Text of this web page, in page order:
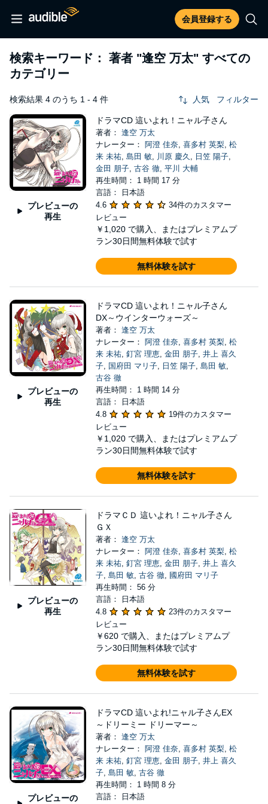
会員登録する
検索キーワード： 著者 "逢空 万太" すべての
カテゴリー
検索結果 4 のうち 1 - 4 件 人気 フィルター
プレビューの
再生
ドラマCD 這いよれ！ニャル子さん
著者： 逢空 万太
ナレーター： 阿澄 佳奈, 喜多村 英梨, 松
来 未祐, 島田 敏, 川原 慶久 , 日笠 陽子,
金田 朋子, 古谷 徹, 平川 大輔
再生時間： 1 時間 17 分
言語： 日本語
4.6
34件のカスタマー
レビュー
￥1,020 で購入、またはプレミアムプ
ラン30日間無料体験で試す
無料体験を試す
プレビューの
再生
ドラマCD 這いよれ！ニャル子さん
DX～ウインターウォーズ～
著者： 逢空 万太
ナレーター： 阿澄 佳奈, 喜多村 英梨, 松
来 未祐, 釘宮 理恵, 金田 朋子, 井上 喜久
子, 国府田 マリ子, 日笠 陽子, 島田 敏,
古谷 徹
再生時間： 1 時間 14 分
言語： 日本語
4.8
19件のカスタマー
レビュー
￥1,020 で購入、またはプレミアムプ
ラン30日間無料体験で試す
無料体験を試す
プレビューの
再生
ドラマＣＤ 這いよれ！ニャル子さん
ＧＸ
著者： 逢空 万太
ナレーター： 阿澄 佳奈, 喜多村 英梨, 松
来 未祐, 釘宮 理恵, 金田 朋子, 井上 喜久
子, 島田 敏, 古谷 徹, 國府田 マリ子
再生時間： 56 分
言語： 日本語
4.8
23件のカスタマー
レビュー
￥620 で購入、またはプレミアムプ
ラン30日間無料体験で試す
無料体験を試す
プレビューの
ドラマCD 這いよれ!ニャル子さんEX
～ドリーミー ドリーマー～
著者： 逢空 万太
ナレーター： 阿澄 佳奈, 喜多村 英梨, 松
来 未祐, 釘宮 理恵, 金田 朋子, 井上 喜久
子, 島田 敏, 古谷 徹
再生時間： 1 時間 8 分
言語： 日本語